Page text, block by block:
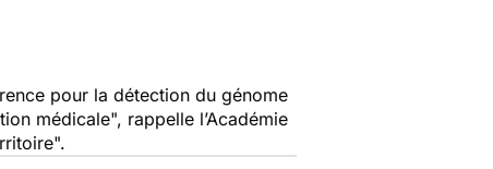
pour la détection du génome
médicale", rappelle l’Académie
".